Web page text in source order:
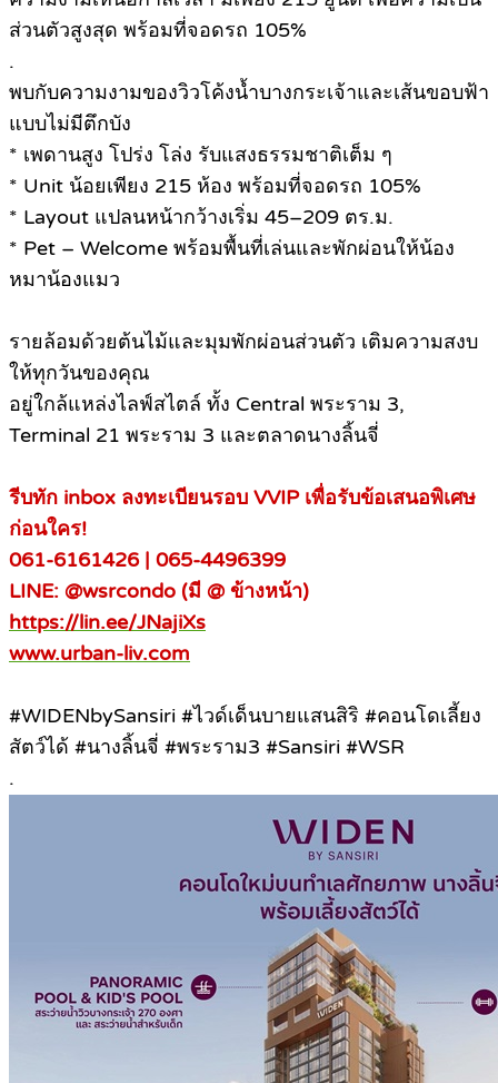
ส่วนตัวสูงสุด พร้อมที่จอดรถ 105%
.
พบกับความงามของวิวโค้งน้ำบางกระเจ้าและเส้นขอบฟ้า
แบบไม่มีตึกบัง
* เพดานสูง โปร่ง โล่ง รับแสงธรรมชาติเต็ม ๆ
* Unit น้อยเพียง 215 ห้อง พร้อมที่จอดรถ 105%
* Layout แปลนหน้ากว้างเริ่ม 45–209 ตร.ม.
* Pet – Welcome พร้อมพื้นที่เล่นและพักผ่อนให้น้อง
หมาน้องแมว
รายล้อมด้วยต้นไม้และมุมพักผ่อนส่วนตัว เติมความสงบ
ให้ทุกวันของคุณ
อยู่ใกล้แหล่งไลฟ์สไตล์ ทั้ง Central พระราม 3,
Terminal 21 พระราม 3 และตลาดนางลิ้นจี่
รีบทัก inbox ลงทะเบียนรอบ VVIP เพื่อรับข้อเสนอพิเศษ
ก่อนใคร!
061-6161426 | 065-4496399
LINE: @wsrcondo (มี @ ข้างหน้า)
https://lin.ee/JNajiXs
www.urban-liv.com
#WIDENbySansiri #ไวด์เด็นบายแสนสิริ #คอนโดเลี้ยง
สัตว์ได้ #นางลิ้นจี่ #พระราม3 #Sansiri #WSR
.